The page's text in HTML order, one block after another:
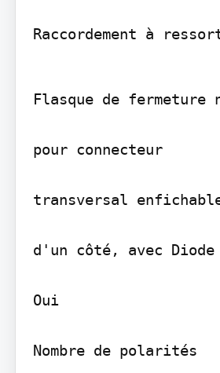
Raccordement à
Flasque de fermeture
pour connecteur
transversal
d'un côté, avec Diode
Oui
Nombre de polarités